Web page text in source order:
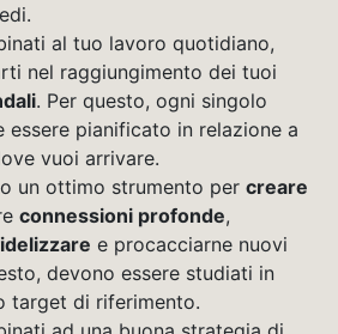
al tuo lavoro quotidiano,
nel raggiungimento dei tuoi
. Per questo, ogni singolo
essere pianificato in relazione a
vuoi arrivare.
un ottimo strumento per creare
connessioni profonde,
e procacciarne nuovi
devono essere studiati in
target di riferimento.